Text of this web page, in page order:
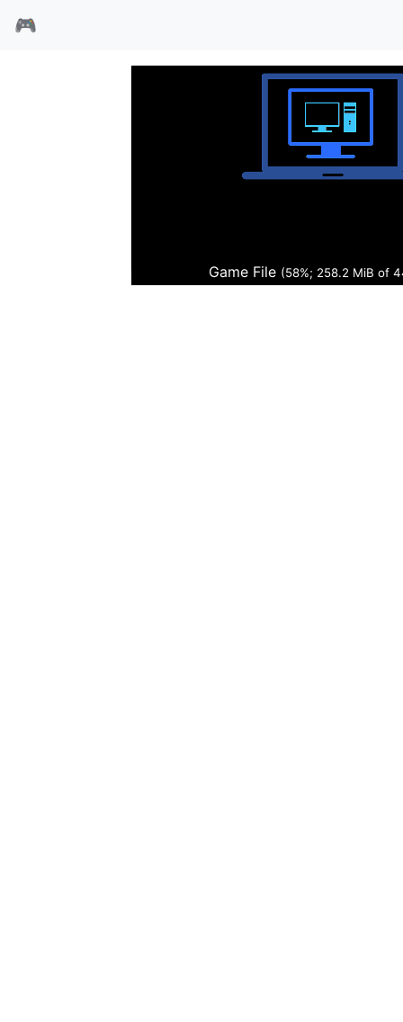
🎮
Game File(59%; 261.0 MiB of